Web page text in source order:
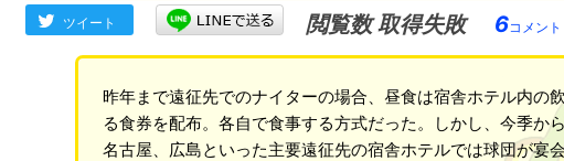
ツイート 閲覧数 取得失敗 6コメント
昨年まで遠征先でのナイターの場合、昼食は宿舎ホテル内の
る食券を配布。各自で食事する方式だった。しかし、今季か
名古屋、広島といった主要遠征先の宿舎ホテルでは球団が宴